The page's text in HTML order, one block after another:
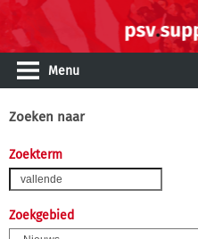
Menu
Zoeken naar
Zoekterm
Zoekgebied